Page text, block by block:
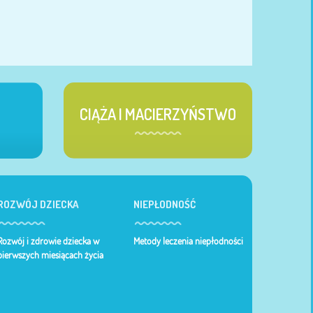
CIĄŻA I MACIERZYŃSTWO
DZIECKA
i zdrowie dziecka w
miesiącach życia
NIEPŁODNOŚĆ
Metody leczenia niepłodności